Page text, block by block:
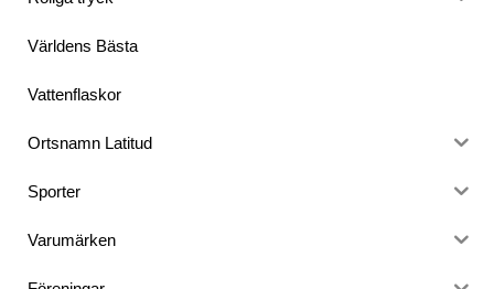
Världens Bästa
Vattenflaskor
Ortsnamn Latitud
Sporter
Varumärken